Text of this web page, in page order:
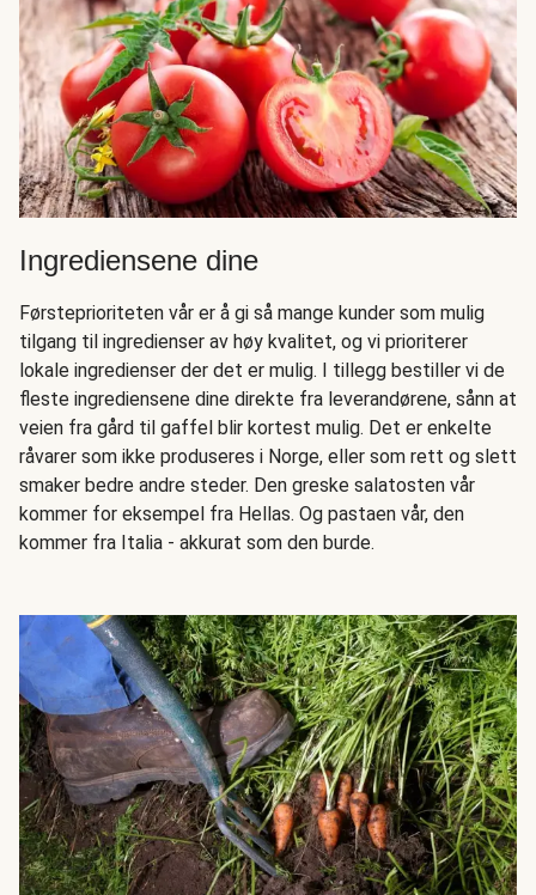
Ingrediensene dine
Førsteprioriteten vår er å gi så mange kunder som mulig
tilgang til ingredienser av høy kvalitet, og vi prioriterer
lokale ingredienser der det er mulig. I tillegg bestiller vi de
fleste ingrediensene dine direkte fra leverandørene, sånn at
veien fra gård til gaffel blir kortest mulig. Det er enkelte
råvarer som ikke produseres i Norge, eller som rett og slett
smaker bedre andre steder. Den greske salatosten vår
kommer for eksempel fra Hellas. Og pastaen vår, den
kommer fra Italia - akkurat som den burde.